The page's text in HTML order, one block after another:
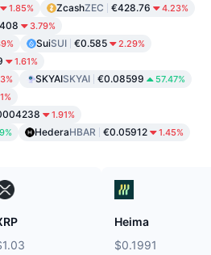
1.85% ZcashZEC €428.76 4.23%
3.79%
SuiSUI €0.585 2.29%
1.61%
SKYAISKYAI €0.08599 57.47%
1.91%
HederaHBAR €0.05912 1.45%
Heima
$0.1991